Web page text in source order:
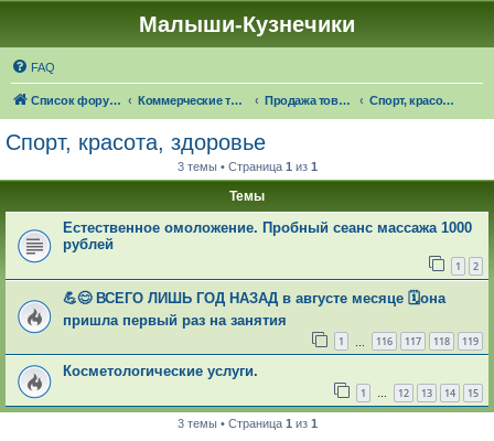
Малыши-Кузнечики
FAQ
Список форумов Коммерческие темы Продажа товаров "в наличии", оказание услуг Спорт, красота, здоровье
Спорт, красота, здоровье
3 темы • Страница 1 из 1
Темы
Естественное омоложение. Пробный сеанс массажа 1000
рублей
1 2
💪😊 ВСЕГО ЛИШЬ ГОД НАЗАД в августе месяце 🗓она
пришла первый раз на занятия
1 116 117 118 119
Косметологические услуги.
1 … 12 13 14 15
3 темы • Страница 1 из 1